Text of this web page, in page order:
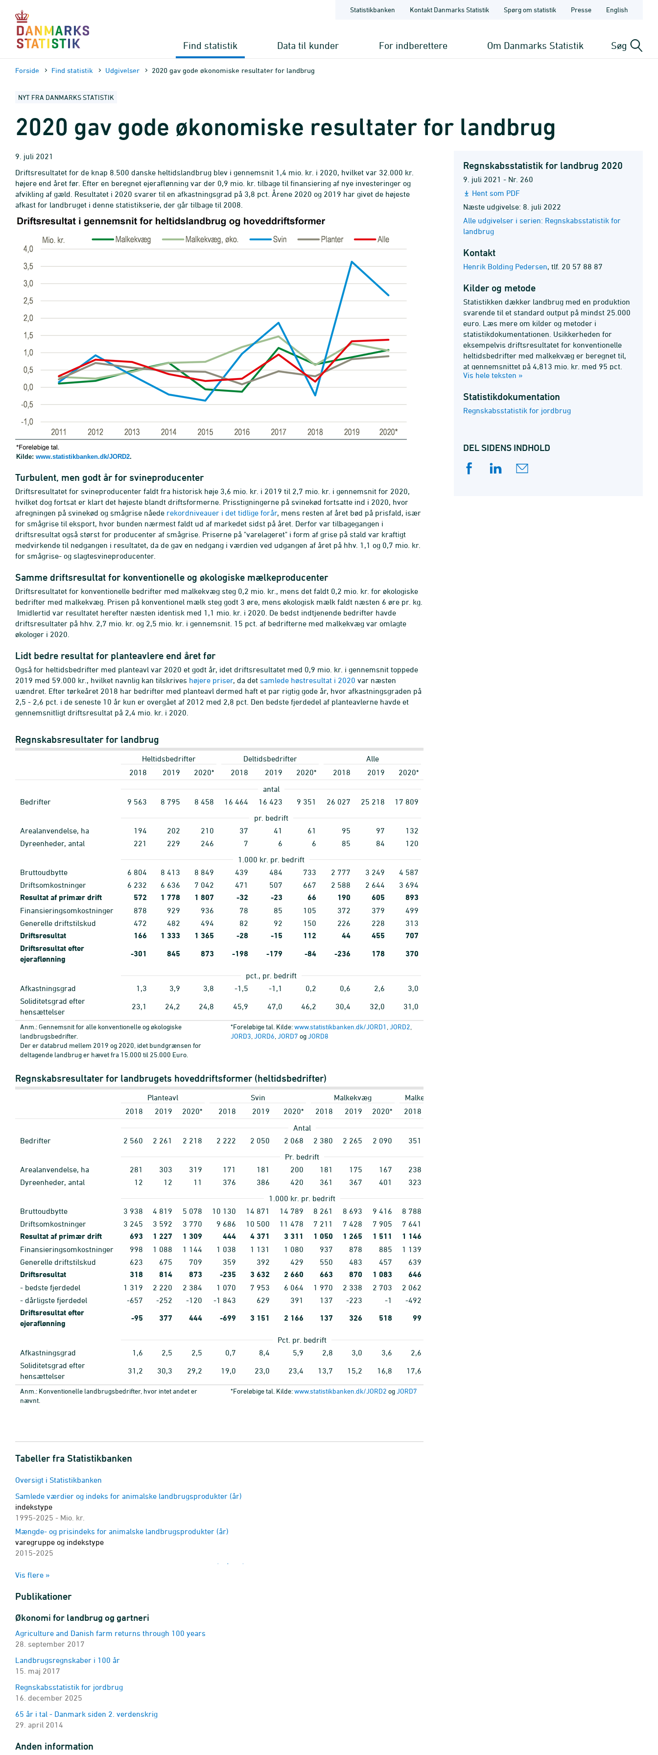
sidens
indhold
Statistikbanken Kontakt Danmarks Statistik Spørg om statistik Presse English
Find statistik Data til kunder For indberettere Om Danmarks Statistik Søg
Forside Find statistik Udgivelser 2020 gav gode økonomiske resultater for landbrug
NYT FRA DANMARKS STATISTIK
2020 gav gode økonomiske resultater for landbrug
9. juli 2021
Driftsresultatet for de knap 8.500 danske heltidslandbrug blev i gennemsnit 1,4 mio. kr. i 2020, hvilket var 32.000 kr.
højere end året før. Efter en beregnet ejeraflønning var der 0,9 mio. kr. tilbage til finansiering af nye investeringer og
afvikling af gæld. Resultatet i 2020 svarer til en afkastningsgrad på 3,8 pct. Årene 2020 og 2019 har givet de højeste
afkast for landbruget i denne statistikserie, der går tilbage til 2008.
Kilde: www.statistikbanken.dk/JORD2.
Turbulent, men godt år for svineproducenter
Driftsresultatet for svineproducenter faldt fra historisk høje 3,6 mio. kr. i 2019 til 2,7 mio. kr. i gennemsnit for 2020,
hvilket dog fortsat er klart det højeste blandt driftsformerne. Prisstigningerne på svinekød fortsatte ind i 2020, hvor
afregningen på svinekød og smågrise nåede rekordniveauer i det tidlige forår, mens resten af året bød på prisfald, især
for smågrise til eksport, hvor bunden nærmest faldt ud af markedet sidst på året. Derfor var tilbagegangen i
driftsresultat også størst for producenter af smågrise. Priserne på "varelageret" i form af grise på stald var kraftigt
medvirkende til nedgangen i resultatet, da de gav en nedgang i værdien ved udgangen af året på hhv. 1,1 og 0,7 mio. kr.
for smågrise- og slagtesvineproducenter.
Samme driftsresultat for konventionelle og økologiske mælkeproducenter
Driftsresultatet for konventionelle bedrifter med malkekvæg steg 0,2 mio. kr., mens det faldt 0,2 mio. kr. for økologiske
bedrifter med malkekvæg. Prisen på konventionel mælk steg godt 3 øre, mens økologisk mælk faldt næsten 6 øre pr. kg.
Imidlertid var resultatet herefter næsten identisk med 1,1 mio. kr. i 2020. De bedst indtjenende bedrifter havde
driftsresultater på hhv. 2,7 mio. kr. og 2,5 mio. kr. i gennemsnit. 15 pct. af bedrifterne med malkekvæg var omlagte
økologer i 2020.
Lidt bedre resultat for planteavlere end året før
Også for heltidsbedrifter med planteavl var 2020 et godt år, idet driftsresultatet med 0,9 mio. kr. i gennemsnit toppede
2019 med 59.000 kr., hvilket navnlig kan tilskrives højere priser, da det samlede høstresultat i 2020 var næsten
uændret. Efter tørkeåret 2018 har bedrifter med planteavl dermed haft et par rigtig gode år, hvor afkastningsgraden på
2,5 - 2,6 pct. i de seneste 10 år kun er overgået af 2012 med 2,8 pct. Den bedste fjerdedel af planteavlerne havde et
gennemsnitligt driftsresultat på 2,4 mio. kr. i 2020.
Regnskabsresultater for landbrug
Heltidsbedrifter Deltidsbedrifter
Alle
2018
2019 2020* 2018 2019 2020* 2018 2019
2020*
antal
Bedrifter
9 563 8 795 8 458 16 464 16 423 9 351 26 027 25 218 17 809
pr. bedrift
Arealanvendelse, ha
194 202 210 37 41 61 95 97
132
Dyreenheder, antal
221 229 246 7 6 6 85 84
120
1.000 kr. pr. bedrift
Bruttoudbytte
6 804 8 413 8 849 439 484 733 2 777 3 249 4 587
Driftsomkostninger
6 232 6 636 7 042 471 507 667 2 588 2 644 3 694
Resultat af primær drift 572 1 778 1 807 -32 -23 66 190 605 893
Finansieringsomkostninger 878 929 936 78 85 105 372 379
499
Generelle driftstilskud
472 482 494 82 92 150 226 228 313
Driftsresultat 166 1 333 1 365 -28 -15 112 44 455
707
Driftsresultat efter
ejeraflønning
-301 845 873 -198 -179 -84 -236 178 370
pct., pr. bedrift
Afkastningsgrad
1,3 3,9 3,8 -1,5 -1,1 0,2 0,6 2,6
3,0
Soliditetsgrad efter
hensættelser
23,1 24,2 24,8 45,9 47,0 46,2 30,4 32,0 31,0
Anm.: Gennemsnit for alle konventionelle og økologiske
landbrugsbedrifter.
Der er databrud mellem 2019 og 2020, idet bundgrænsen for
deltagende landbrug er hævet fra 15.000 til 25.000 Euro.
*Foreløbige tal. Kilde:www.statistikbanken.dk/JORD1 JORD2
JORD3 JORD6 JORD7 ogJORD8
Regnskabsresultater for landbrugets hoveddriftsformer (heltidsbedrifter)
Planteavl Svin Malkekvæg
Malkekvæg, økologisk
2018
2019 2020* 2018 2019 2020* 2018 2019 2020* 2018
Antal
Bedrifter
2 560 2 261 2 218 2 222 2 050 2 068 2 380 2 265 2 090 351
Pr. bedrift
Arealanvendelse, ha
281 303 319 171 181 200 181 175 167 238
Dyreenheder, antal
12 12 11 376 386 420 361 367 401 323
1.000 kr. pr. bedrift
Bruttoudbytte
3 938 4 819 5 078 10 130 14 871 14 789 8 261 8 693 9 416 8 788
Driftsomkostninger
3 245 3 592 3 770 9 686 10 500 11 478 7 211 7 428 7 905 7 641
Resultat af primær drift 693 1 227 1 309 444 4 371 3 311 1 050 1 265 1 511 1 146
Finansieringsomkostninger 998 1 088 1 144 1 038 1 131 1 080 937 878 885 1 139
Generelle driftstilskud
623 675 709 359 392 429 550 483 457 639
Driftsresultat 318 814 873 -235 3 632 2 660 663 870 1 083 646
- bedste fjerdedel 1 319 2 220 2 384 1 070 7 953 6 064 1 970 2 338 2 703 2 062
- dårligste fjerdedel
-657 -252 -120 -1 843 629 391 137 -223 -1 -492
Driftsresultat efter
ejeraflønning
-95 377 444 -699 3 151 2 166 137 326 518 99
Pct. pr. bedrift
Afkastningsgrad
1,6 2,5 2,5 0,7 8,4 5,9 2,8 3,0 3,6 2,6
Soliditetsgrad efter
hensættelser
31,2 30,3 29,2 19,0 23,0 23,4 13,7 15,2 16,8 17,6
Anm.: Konventionelle landbrugsbedrifter, hvor intet andet er
nævnt.
*Foreløbige tal. Kilde:www.statistikbanken.dk/JORD2 ogJORD7
Regnskabsstatistik for landbrug 2020
9. juli 2021 - Nr. 260
Hent som PDF
Næste udgivelse: 8. juli 2022
Alle udgivelser i serien: Regnskabsstatistik for
landbrug
Kontakt
Henrik Bolding Pedersen, tlf. 20 57 88 87
Kilder og metode
Statistikken dækker landbrug med en produktion
svarende til et standard output på mindst 25.000
euro. Læs mere om kilder og metoder i
statistikdokumentationen. Usikkerheden for
eksempelvis driftsresultatet for konventionelle
heltidsbedrifter med malkekvæg er beregnet til,
at gennemsnittet på 4,813 mio. kr. med 95 pct.
sandsynlighed er mellem 4,638 mio. kr. og 4,987
arbejdsforbrug på mindst 1.665 timer.
Driftsresultatet aflønner ejerens arbejdsindsats
viser forrentningen af den investerede kapital i
pct. Soliditetsgrad efter hensættelser viser
egenkapital efter hensatte forpligtelser i pct. af
Vis hele teksten »
Statistik­dokumentation
Regnskabsstatistik for jordbrug
DEL SIDENS INDHOLD
Tabeller fra Statistikbanken
Oversigt i Statistikbanken
Samlede værdier og indeks for animalske landbrugsprodukter (år)
indekstype
1995-2025 - Mio. kr.
Mængde- og prisindeks for animalske landbrugsprodukter (år)
varegruppe og indekstype
2015-2025
Mængde- og prisindeks for animalske landbrugsprodukter (måned)
varegruppe og indekstype
Salgspriser på udvalgte landbrugsprodukter
produkt og enhed
2005M01-2026M05
Resultatopgørelse for alle bedrifter (gennemsnit)
bedriftstype, region, standardoutput, kvartilgruppe og regnskabsposter
2008-2025 - Gns.
Resultatopgørelse for heltidsbedrifter (gennemsnit)
bedriftstype, årsværk, kvartilgruppe og regnskabsposter
2008-2025 - Gns.
bedriftstype, kvartilgruppe og regnskabsposter
2008-2025 - Gns.
Nøgletal for alle bedrifter (gennemsnit)
Vis flere »
Publikationer
Økonomi for landbrug og gartneri
Agriculture and Danish farm returns through 100 years
28. september 2017
Landbrugsregnskaber i 100 år
15. maj 2017
Regnskabsstatistik for jordbrug
16. december 2025
65 år i tal - Danmark siden 2. verdenskrig
29. april 2014
Anden information